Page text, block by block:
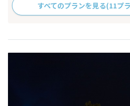
すべてのプランを見る(11プ